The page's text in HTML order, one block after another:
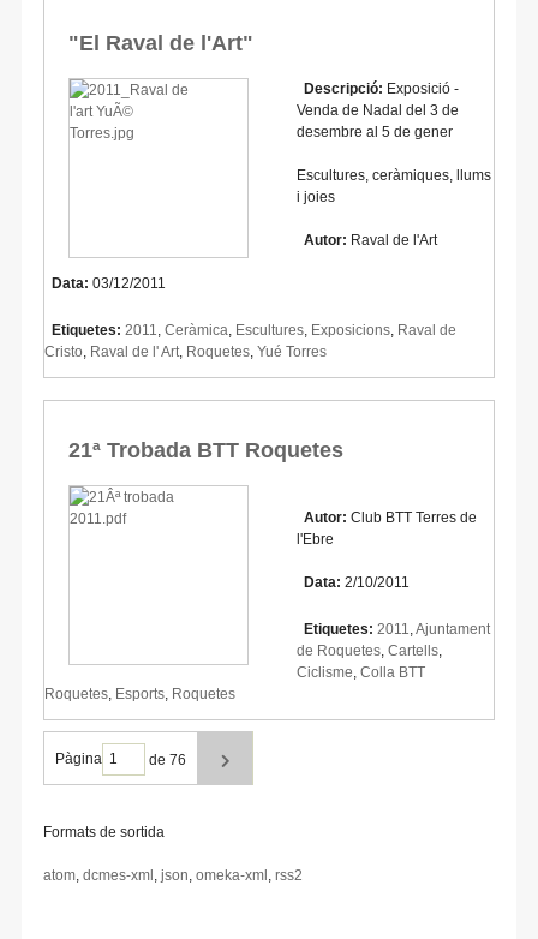
"El Raval de l'Art"
Descripció: Exposició -
Venda de Nadal del 3 de
desembre al 5 de gener
Escultures, ceràmiques, llums
i joies
Autor: Raval de l'Art
Data: 03/12/2011
Etiquetes: 2011 Ceràmica Escultures Exposicions Raval de
Cristo Raval de l' Art Roquetes Yué Torres
21ª Trobada BTT Roquetes
Autor: Club BTT Terres de
l'Ebre
Data: 2/10/2011
Etiquetes: 2011 Ajuntament
de Roquetes Cartells
Ciclisme Colla BTT
Roquetes Esports Roquetes
Pàgina de 76
Formats de sortida
atom dcmes-xml json omeka-xml rss2